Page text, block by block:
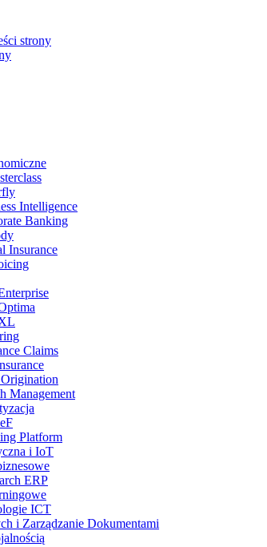
strony
Intelligence
Banking
Insurance
Claims
Management
Platform
i IoT
ERP
ICT
i Zarządzanie Dokumentami